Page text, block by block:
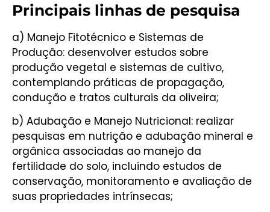
Principais linhas de pesquisa
a) Manejo Fitotécnico e Sistemas de
Produção: desenvolver estudos sobre
produção vegetal e sistemas de cultivo,
contemplando práticas de propagação,
condução e tratos culturais da oliveira;
b) Adubação e Manejo Nutricional: realizar
pesquisas em nutrição e adubação mineral e
orgânica associadas ao manejo da
fertilidade do solo, incluindo estudos de
conservação, monitoramento e avaliação de
suas propriedades intrínsecas;